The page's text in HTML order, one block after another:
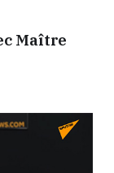
Maître